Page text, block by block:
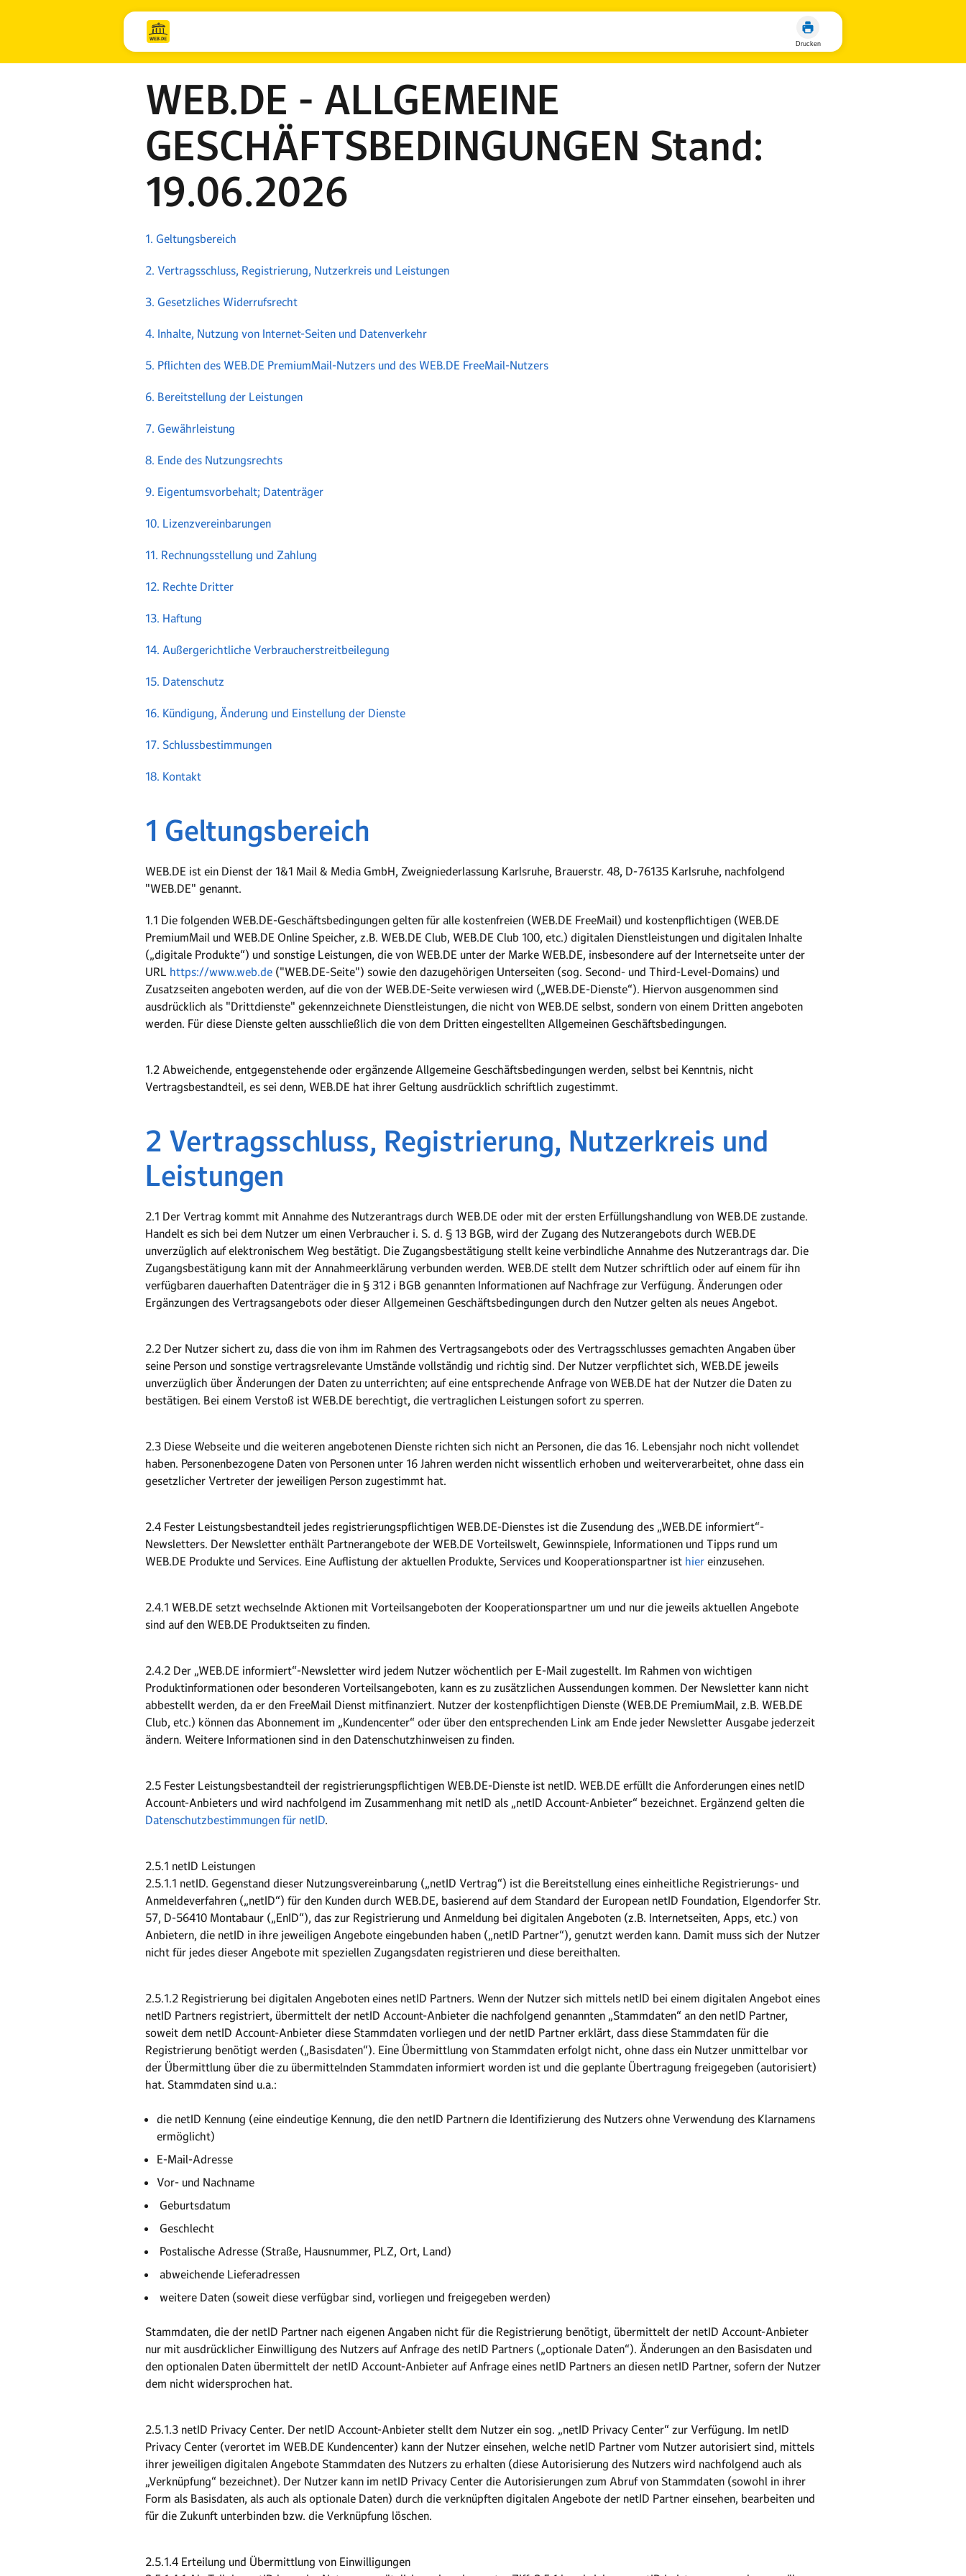
WEB.DE - ALLGEMEINE
GESCHÄFTSBEDINGUNGEN Stand:
19.06.2026
1. Geltungsbereich
2. Vertragsschluss, Registrierung, Nutzerkreis und Leistungen
3. Gesetzliches Widerrufsrecht
4. Inhalte, Nutzung von Internet-Seiten und Datenverkehr
5. Pflichten des WEB.DE PremiumMail-Nutzers und des WEB.DE FreeMail-Nutzers
6. Bereitstellung der Leistungen
7. Gewährleistung
8. Ende des Nutzungsrechts
9. Eigentumsvorbehalt; Datenträger
10. Lizenzvereinbarungen
11. Rechnungsstellung und Zahlung
12. Rechte Dritter
13. Haftung
14. Außergerichtliche Verbraucherstreitbeilegung
15. Datenschutz
16. Kündigung, Änderung und Einstellung der Dienste
17. Schlussbestimmungen
18. Kontakt
1 Geltungsbereich
WEB.DE ist ein Dienst der 1&1 Mail & Media GmbH, Zweigniederlassung Karlsruhe, Brauerstr. 48, D-76135 Karlsruhe, nachfolgend
"WEB.DE" genannt.
1.1 Die folgenden WEB.DE-Geschäftsbedingungen gelten für alle kostenfreien (WEB.DE FreeMail) und kostenpflichtigen (WEB.DE
PremiumMail und WEB.DE Online Speicher, z.B. WEB.DE Club, WEB.DE Club 100, etc.) digitalen Dienstleistungen und digitalen Inhalte
(„digitale Produkte“) und sonstige Leistungen, die von WEB.DE unter der Marke WEB.DE, insbesondere auf der Internetseite unter der
URL https://www.web.de ("WEB.DE-Seite") sowie den dazugehörigen Unterseiten (sog. Second- und Third-Level-Domains) und
Zusatzseiten angeboten werden, auf die von der WEB.DE-Seite verwiesen wird („WEB.DE-Dienste“). Hiervon ausgenommen sind
ausdrücklich als "Drittdienste" gekennzeichnete Dienstleistungen, die nicht von WEB.DE selbst, sondern von einem Dritten angeboten
werden. Für diese Dienste gelten ausschließlich die von dem Dritten eingestellten Allgemeinen Geschäftsbedingungen.
1.2 Abweichende, entgegenstehende oder ergänzende Allgemeine Geschäftsbedingungen werden, selbst bei Kenntnis, nicht
Vertragsbestandteil, es sei denn, WEB.DE hat ihrer Geltung ausdrücklich schriftlich zugestimmt.
2 Vertragsschluss, Registrierung, Nutzerkreis und
Leistungen
2.1 Der Vertrag kommt mit Annahme des Nutzerantrags durch WEB.DE oder mit der ersten Erfüllungshandlung von WEB.DE zustande.
Handelt es sich bei dem Nutzer um einen Verbraucher i. S. d. § 13 BGB, wird der Zugang des Nutzerangebots durch WEB.DE
unverzüglich auf elektronischem Weg bestätigt. Die Zugangsbestätigung stellt keine verbindliche Annahme des Nutzerantrags dar. Die
Zugangsbestätigung kann mit der Annahmeerklärung verbunden werden. WEB.DE stellt dem Nutzer schriftlich oder auf einem für ihn
verfügbaren dauerhaften Datenträger die in § 312 i BGB genannten Informationen auf Nachfrage zur Verfügung. Änderungen oder
Ergänzungen des Vertragsangebots oder dieser Allgemeinen Geschäftsbedingungen durch den Nutzer gelten als neues Angebot.
2.2 Der Nutzer sichert zu, dass die von ihm im Rahmen des Vertragsangebots oder des Vertragsschlusses gemachten Angaben über
seine Person und sonstige vertragsrelevante Umstände vollständig und richtig sind. Der Nutzer verpflichtet sich, WEB.DE jeweils
unverzüglich über Änderungen der Daten zu unterrichten; auf eine entsprechende Anfrage von WEB.DE hat der Nutzer die Daten zu
bestätigen. Bei einem Verstoß ist WEB.DE berechtigt, die vertraglichen Leistungen sofort zu sperren.
2.3 Diese Webseite und die weiteren angebotenen Dienste richten sich nicht an Personen, die das 16. Lebensjahr noch nicht vollendet
haben. Personenbezogene Daten von Personen unter 16 Jahren werden nicht wissentlich erhoben und weiterverarbeitet, ohne dass ein
gesetzlicher Vertreter der jeweiligen Person zugestimmt hat.
2.4 Fester Leistungsbestandteil jedes registrierungspflichtigen WEB.DE-Dienstes ist die Zusendung des „WEB.DE informiert“-
Newsletters. Der Newsletter enthält Partnerangebote der WEB.DE Vorteilswelt, Gewinnspiele, Informationen und Tipps rund um
WEB.DE Produkte und Services. Eine Auflistung der aktuellen Produkte, Services und Kooperationspartner ist hier einzusehen.
2.4.1 WEB.DE setzt wechselnde Aktionen mit Vorteilsangeboten der Kooperationspartner um und nur die jeweils aktuellen Angebote
sind auf den WEB.DE Produktseiten zu finden.
2.4.2 Der „WEB.DE informiert“-Newsletter wird jedem Nutzer wöchentlich per E-Mail zugestellt. Im Rahmen von wichtigen
Produktinformationen oder besonderen Vorteilsangeboten, kann es zu zusätzlichen Aussendungen kommen. Der Newsletter kann nicht
abbestellt werden, da er den FreeMail Dienst mitfinanziert. Nutzer der kostenpflichtigen Dienste (WEB.DE PremiumMail, z.B. WEB.DE
Club, etc.) können das Abonnement im „Kundencenter“ oder über den entsprechenden Link am Ende jeder Newsletter Ausgabe jederzeit
ändern. Weitere Informationen sind in den Datenschutzhinweisen zu finden.
2.5 Fester Leistungsbestandteil der registrierungspflichtigen WEB.DE-Dienste ist netID. WEB.DE erfüllt die Anforderungen eines netID
Account-Anbieters und wird nachfolgend im Zusammenhang mit netID als „netID Account-Anbieter“ bezeichnet. Ergänzend gelten die
Datenschutzbestimmungen für netID.
2.5.1 netID Leistungen
2.5.1.1 netID. Gegenstand dieser Nutzungsvereinbarung („netID Vertrag“) ist die Bereitstellung eines einheitliche Registrierungs- und
Anmeldeverfahren („netID“) für den Kunden durch WEB.DE, basierend auf dem Standard der European netID Foundation, Elgendorfer Str.
57, D-56410 Montabaur („EnID“), das zur Registrierung und Anmeldung bei digitalen Angeboten (z.B. Internetseiten, Apps, etc.) von
Anbietern, die netID in ihre jeweiligen Angebote eingebunden haben („netID Partner“), genutzt werden kann. Damit muss sich der Nutzer
nicht für jedes dieser Angebote mit speziellen Zugangsdaten registrieren und diese bereithalten.
2.5.1.2 Registrierung bei digitalen Angeboten eines netID Partners. Wenn der Nutzer sich mittels netID bei einem digitalen Angebot eines
netID Partners registriert, übermittelt der netID Account-Anbieter die nachfolgend genannten „Stammdaten“ an den netID Partner,
soweit dem netID Account-Anbieter diese Stammdaten vorliegen und der netID Partner erklärt, dass diese Stammdaten für die
Registrierung benötigt werden („Basisdaten“). Eine Übermittlung von Stammdaten erfolgt nicht, ohne dass ein Nutzer unmittelbar vor
der Übermittlung über die zu übermittelnden Stammdaten informiert worden ist und die geplante Übertragung freigegeben (autorisiert)
hat. Stammdaten sind u.a.:
die netID Kennung (eine eindeutige Kennung, die den netID Partnern die Identifizierung des Nutzers ohne Verwendung des Klarnamens
ermöglicht)
E-Mail-Adresse
­Vor- und Nachname
­ Geburtsdatum
­ Geschlecht
­ Postalische Adresse (Straße, Hausnummer, PLZ, Ort, Land)
­ abweichende Lieferadressen
­ weitere Daten (soweit diese verfügbar sind, vorliegen und freigegeben werden)
Stammdaten, die der netID Partner nach eigenen Angaben nicht für die Registrierung benötigt, übermittelt der netID Account-Anbieter
nur mit ausdrücklicher Einwilligung des Nutzers auf Anfrage des netID Partners („optionale Daten“). Änderungen an den Basisdaten und
den optionalen Daten übermittelt der netID Account-Anbieter auf Anfrage eines netID Partners an diesen netID Partner, sofern der Nutzer
dem nicht widersprochen hat.
2.5.1.3 netID Privacy Center. Der netID Account-Anbieter stellt dem Nutzer ein sog. „netID Privacy Center“ zur Verfügung. Im netID
Privacy Center (verortet im WEB.DE Kundencenter) kann der Nutzer einsehen, welche netID Partner vom Nutzer autorisiert sind, mittels
ihrer jeweiligen digitalen Angebote Stammdaten des Nutzers zu erhalten (diese Autorisierung des Nutzers wird nachfolgend auch als
„Verknüpfung“ bezeichnet). Der Nutzer kann im netID Privacy Center die Autorisierungen zum Abruf von Stammdaten (sowohl in ihrer
Form als Basisdaten, als auch als optionale Daten) durch die verknüpften digitalen Angebote der netID Partner einsehen, bearbeiten und
für die Zukunft unterbinden bzw. die Verknüpfung löschen.
2.5.1.4 Erteilung und Übermittlung von Einwilligungen